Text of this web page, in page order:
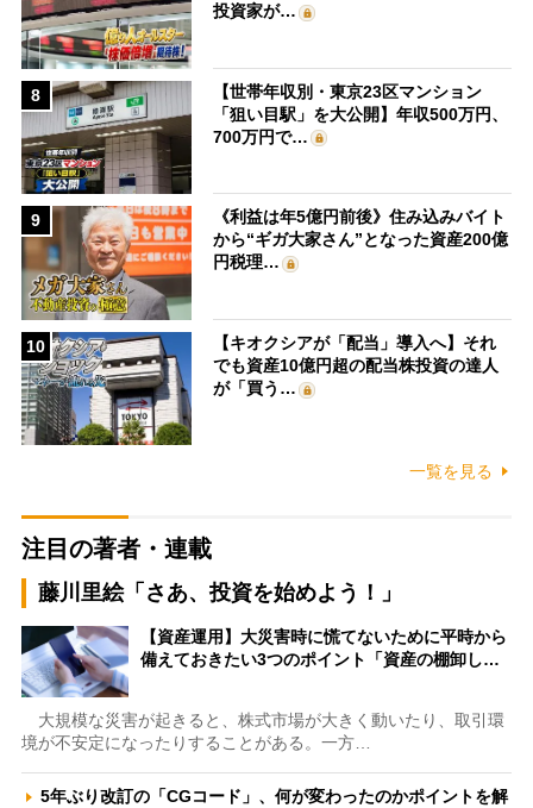
投資家が…
8
【世帯年収別・東京23区マンション
「狙い目駅」を大公開】年収500万円、
700万円で…
9
《利益は年5億円前後》住み込みバイト
から“ギガ大家さん”となった資産200億
円税理…
10
【キオクシアが「配当」導入へ】それ
でも資産10億円超の配当株投資の達人
が「買う…
一覧を見る
注目の著者・連載
藤川里絵「さあ、投資を始めよう！」
【資産運用】大災害時に慌てないために平時から
備えておきたい3つのポイント「資産の棚卸し…
大規模な災害が起きると、株式市場が大きく動いたり、取引環
境が不安定になったりすることがある。一方…
5年ぶり改訂の「CGコード」、何が変わったのかポイントを解